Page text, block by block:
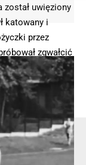
został uwięziony
katowany i
przez
zgwałcić
się uciec z